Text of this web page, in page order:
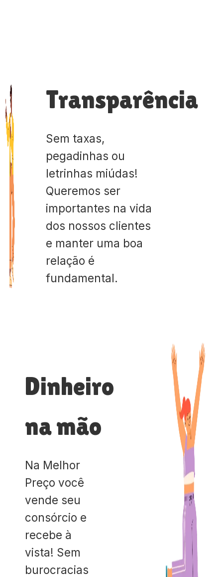
Transparência
Sem taxas,
pegadinhas ou
letrinhas miúdas!
Queremos ser
importantes na vida
dos nossos clientes
e manter uma boa
relação é
fundamental.
Dinheiro
na mão
Na Melhor
Preço você
vende seu
consórcio e
recebe à
vista! Sem
burocracias